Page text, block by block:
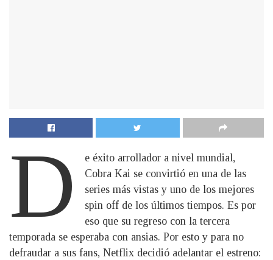
D
e éxito arrollador a nivel mundial,
Cobra Kai se convirtió en una de las
series más vistas y uno de los mejores
spin off de los últimos tiempos. Es por
eso que su regreso con la tercera
temporada se esperaba con ansias. Por esto y para no
defraudar a sus fans, Netflix decidió adelantar el estreno: